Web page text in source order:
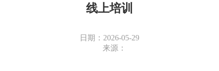
线上培训
日期：2026-05-29
来源：